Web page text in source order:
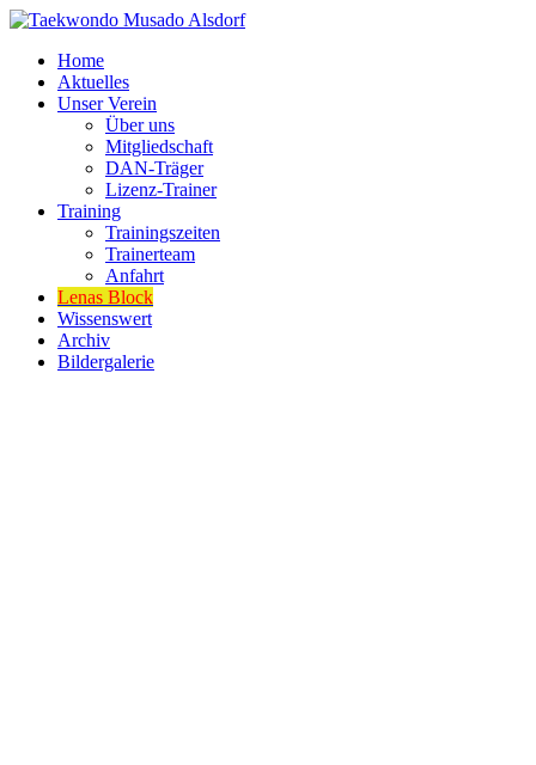
Home
Aktuelles
Unser Verein
Über uns
Mitgliedschaft
DAN-Träger
Lizenz-Trainer
Training
Trainingszeiten
Trainerteam
Anfahrt
Lenas Block
Wissenswert
Archiv
Bildergalerie